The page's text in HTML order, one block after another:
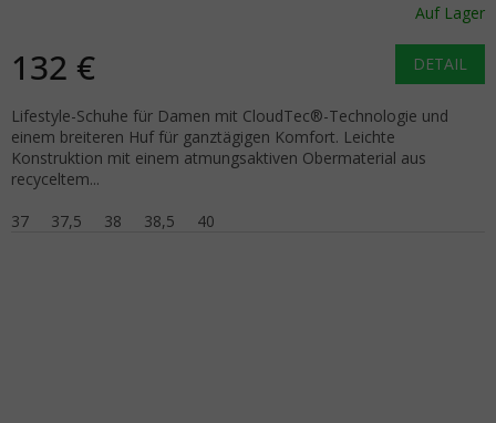
Auf Lager
132 € DETAIL
Lifestyle-Schuhe für Damen mit CloudTec®-Technologie und
einem breiteren Huf für ganztägigen Komfort. Leichte
Konstruktion mit einem atmungsaktiven Obermaterial aus
recyceltem...
37
37,5 38 38,5 40